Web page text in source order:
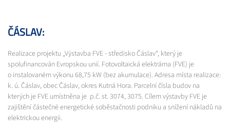
ČÁSLAV:
Realizace projektu „Výstavba FVE - středisko Čáslav“, který je
spolufinancován Evropskou unií. Fotovoltaická elektrárna (FVE) je
o instalovaném výkonu 68,75 kW (bez akumulace). Adresa místa realizace:
k. ú. Čáslav, obec Čáslav, okres Kutná Hora. Parcelní čísla budov na
kterých je FVE umístněna je p.č. st. 3074, 3075. Cílem výstavby FVE je
zajištění částečné energetické soběstačnosti podniku a snížení nákladů na
elektrickou energii.